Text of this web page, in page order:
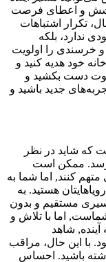
و اعطای فرصت
تکرار اشتباهات
ندارد، بلکه
خرسندی را اولویت
خود هدیه کنید و
دست بکشید و
جدید باشید و
که شاید در نظر
ممکن است
کنند, اما شما به
هستید. به
مستقیم و بدون
اما با تلاش و
آینده, شاهد
با این حال، مراقب
باشید. احساس